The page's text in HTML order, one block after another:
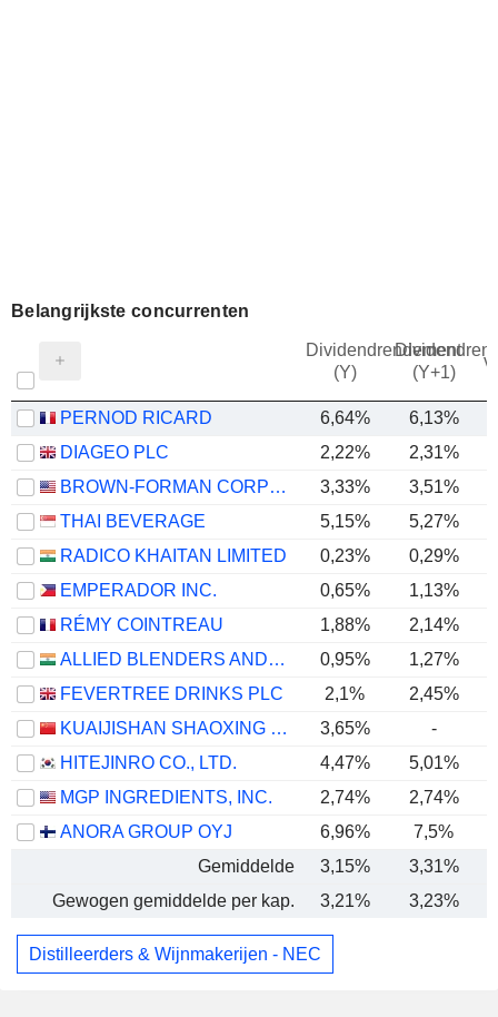
Belangrijkste concurrenten
Dividendrendement
(Y)
(Y+1)
PERNOD RICARD 6,64%
6,13%
DIAGEO PLC
2,22% 2,31%
BROWN-FORMAN CORPORATION
3,33%
3,51%
THAI BEVERAGE
5,15% 5,27%
RADICO KHAITAN LIMITED
0,23% 0,29%
EMPERADOR INC.
0,65% 1,13%
RÉMY COINTREAU
1,88%
2,14%
ALLIED BLENDERS AND DISTILLERS LIMITED
0,95% 1,27%
FEVERTREE DRINKS PLC
2,1% 2,45%
KUAIJISHAN SHAOXING RICE WINE CO., LTD.
3,65% -
HITEJINRO CO., LTD.
4,47% 5,01%
MGP INGREDIENTS, INC.
2,74%
2,74%
ANORA GROUP OYJ
6,96%
7,5%
Gemiddelde
3,15% 3,31%
Gewogen gemiddelde per kap.
3,21% 3,23%
Distilleerders & Wijnmakerijen - NEC